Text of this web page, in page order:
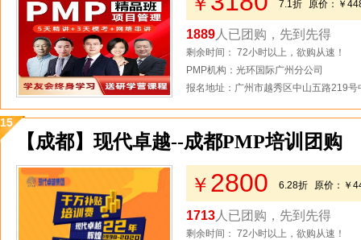
7.1折 原价： ￥
1889 人已团购，先到先得
剩余时间： 72小时以上，欲购从速！
PMP机构：光环国际广州分公司
报名地址：广州市越秀区中山五路219
15
【成都】现代卓越--成都PMP培训团购
￥ 2800 6.28折 原价： ￥
1713 人已团购，先到先得
剩余时间： 72小时以上，欲购从速！